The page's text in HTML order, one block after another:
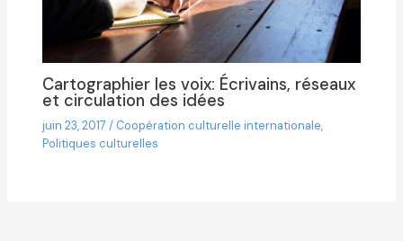
Cartographier les voix: Écrivains, réseaux
et circulation des idées
juin 23, 2017/ Coopération culturelle internationale,
Politiques culturelles